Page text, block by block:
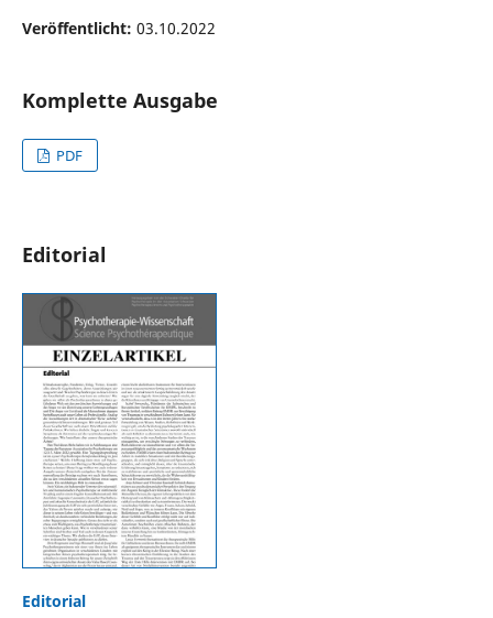
Veröffentlicht: 03.10.2022
Komplette Ausgabe
PDF
Editorial
Editorial